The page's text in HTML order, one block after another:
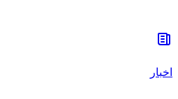
اخبار